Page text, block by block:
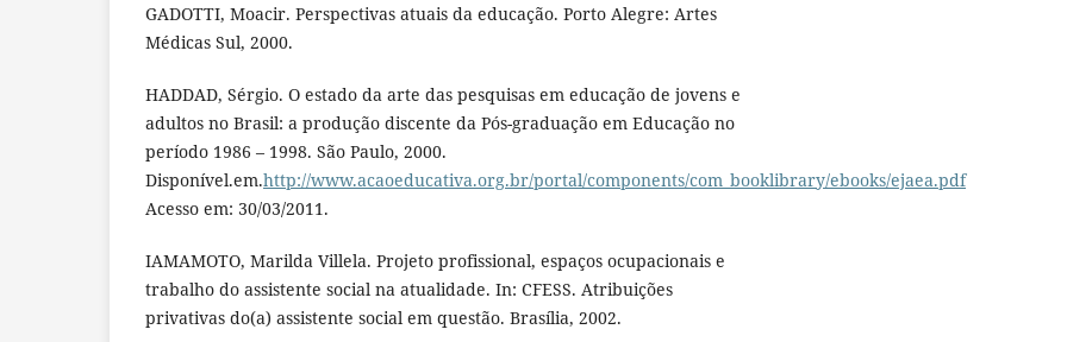
GADOTTI, Moacir. Perspectivas atuais da educação. Porto Alegre: Artes
Médicas Sul, 2000.
HADDAD, Sérgio. O estado da arte das pesquisas em educação de jovens e
adultos no Brasil: a produção discente da Pós-graduação em Educação no
período 1986 – 1998. São Paulo, 2000.
Disponível.em.http://www.acaoeducativa.org.br/portal/components/com_booklibrary/ebooks/ejaea.pdf
Acesso em: 30/03/2011.
IAMAMOTO, Marilda Villela. Projeto profissional, espaços ocupacionais e
trabalho do assistente social na atualidade. In: CFESS. Atribuições
privativas do(a) assistente social em questão. Brasília, 2002.